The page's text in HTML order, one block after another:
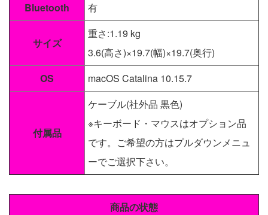
Bluetooth
有
サイズ
重さ:1.19 kg
3.6(高さ)×19.7(幅)×19.7(奥行)
OS
macOS Catalina 10.15.7
付属品
ケーブル(社外品 黒色)
※キーボード・マウスはオプション品
です。ご希望の方はプルダウンメニュ
ーでご選択下さい。
商品の状態